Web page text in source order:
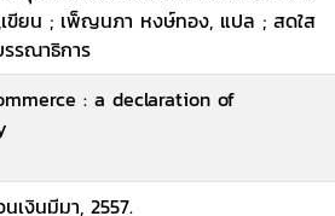
ขียน ; เพ็ญนภา หงษ์ทอง, แปล ; สดใส
รณาธิการ
: a declaration of
เงินมีมา, 2557.